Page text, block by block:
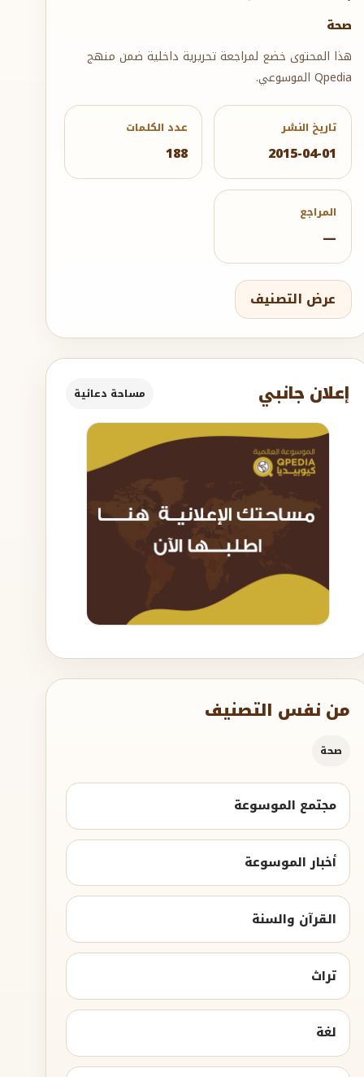
صحة
هذا المحتوى خضع لمراجعة تحريرية داخلية ضمن منهج
Qpedia الموسوعي.
تاريخ النشر
2015-04-01
عدد الكلمات
188
المراجع
—
عرض التصنيف
إعلان جانبي مساحة دعائية
من نفس التصنيف
صحة
مجتمع الموسوعة
أخبار الموسوعة
القرآن والسنة
تراث
لغة